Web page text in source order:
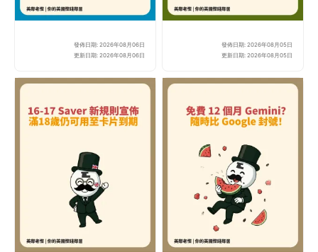
BA 寄艙行李損壞點
發佈日期: 2026年08月06日
更新日期: 2026年08月06日
發佈日期: 2026年08月05日
更新日期: 2026年08月05日